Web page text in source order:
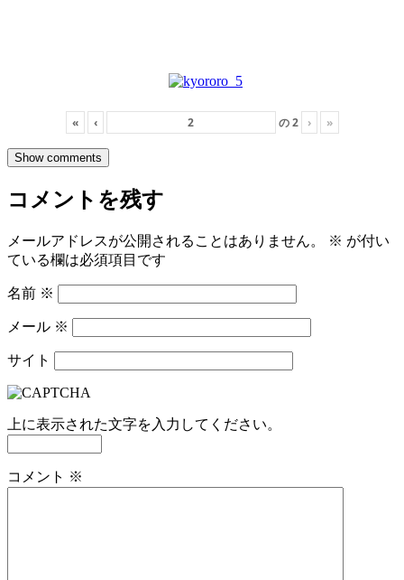
« ‹ の2 › »
Show comments
コメントを残す
メールアドレスが公開されることはありません。 ※ が付い
ている欄は必須項目です
名前 ※
メール ※
サイト
上に表示された文字を入力してください。
コメント ※